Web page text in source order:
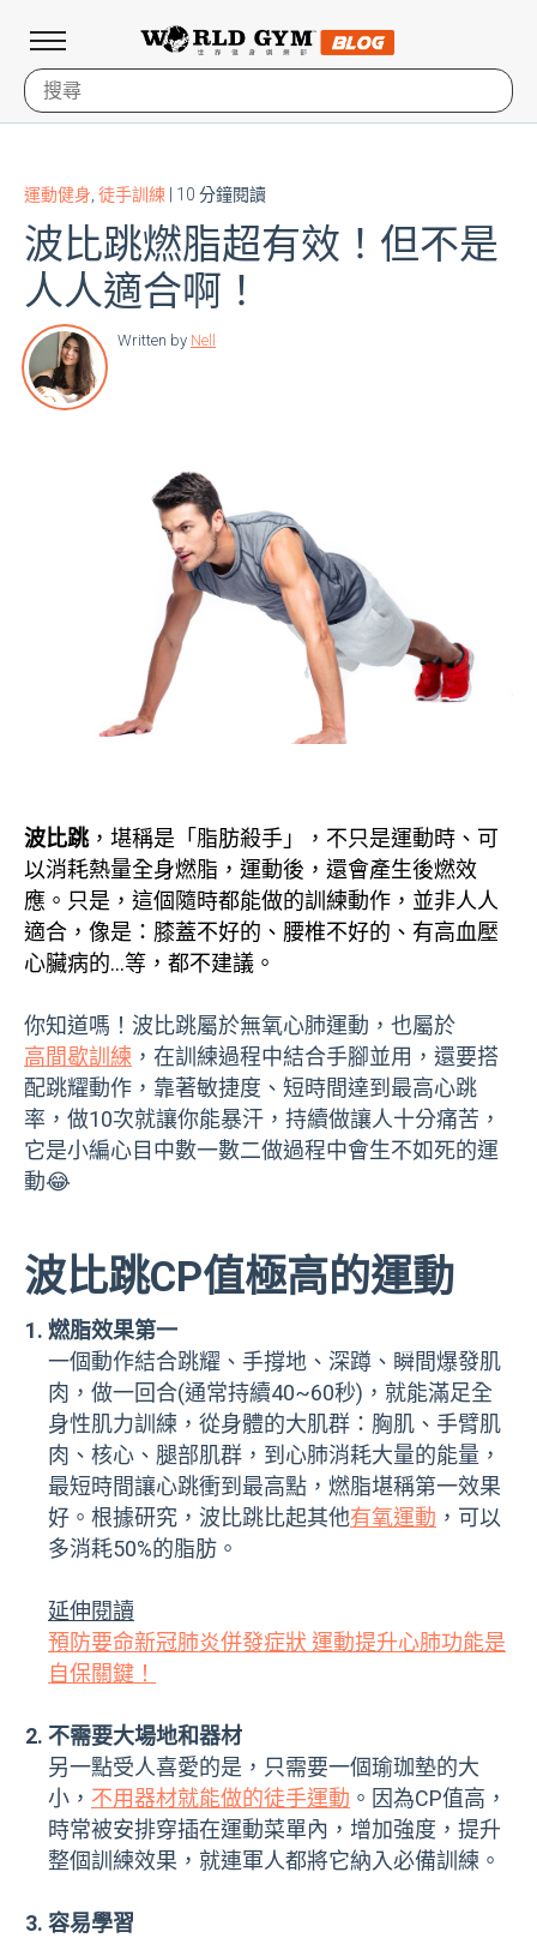
運動健身 徒手訓練 | 10 分鐘閱讀
波比跳燃脂超有效！但不是
人人適合啊！
Written by Nell
波比跳，堪稱是「脂肪殺手」，不只是運動時、可
以消耗熱量全身燃脂，運動後，還會產生後燃效
應。只是，這個隨時都能做的訓練動作，並非人人
適合，像是：膝蓋不好的、腰椎不好的、有高血壓
心臟病的…等，都不建議。
你知道嗎！波比跳屬於無氧心肺運動，也屬於
高間歇訓練 ，在訓練過程中結合手腳並用，還要搭
配跳耀動作，靠著敏捷度、短時間達到最高心跳
率，做10次就讓你能暴汗，持續做讓人十分痛苦，
它是小編心目中數一數二做過程中會生不如死的運
動😂
波比跳CP值極高的運動
燃脂效果第一
一個動作結合跳耀、手撐地、深蹲、瞬間爆發肌
肉，做一回合(通常持續40~60秒)，就能滿足全
身性肌力訓練，從身體的大肌群：胸肌、手臂肌
肉、核心、腿部肌群，到心肺消耗大量的能量，
最短時間讓心跳衝到最高點，燃脂堪稱第一效果
好。根據研究，波比跳比起其他有氧運動 ，可以
多消耗50%的脂肪。
延伸閱讀
預防要命新冠肺炎併發症狀 運動提升心肺功能是
自保關鍵！
不需要大場地和器材
另一點受人喜愛的是，只需要一個瑜珈墊的大
小， 不用器材就能做的徒手運動 。因為CP值高，
時常被安排穿插在運動菜單內，增加強度，提升
整個訓練效果，就連軍人都將它納入必備訓練。
容易學習